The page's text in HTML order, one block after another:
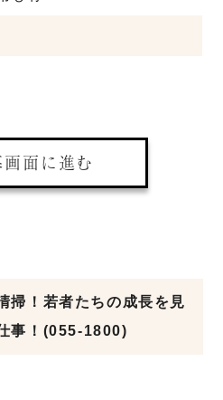
画面に進む
掃！若者たちの成長を見
事！(055-1800)